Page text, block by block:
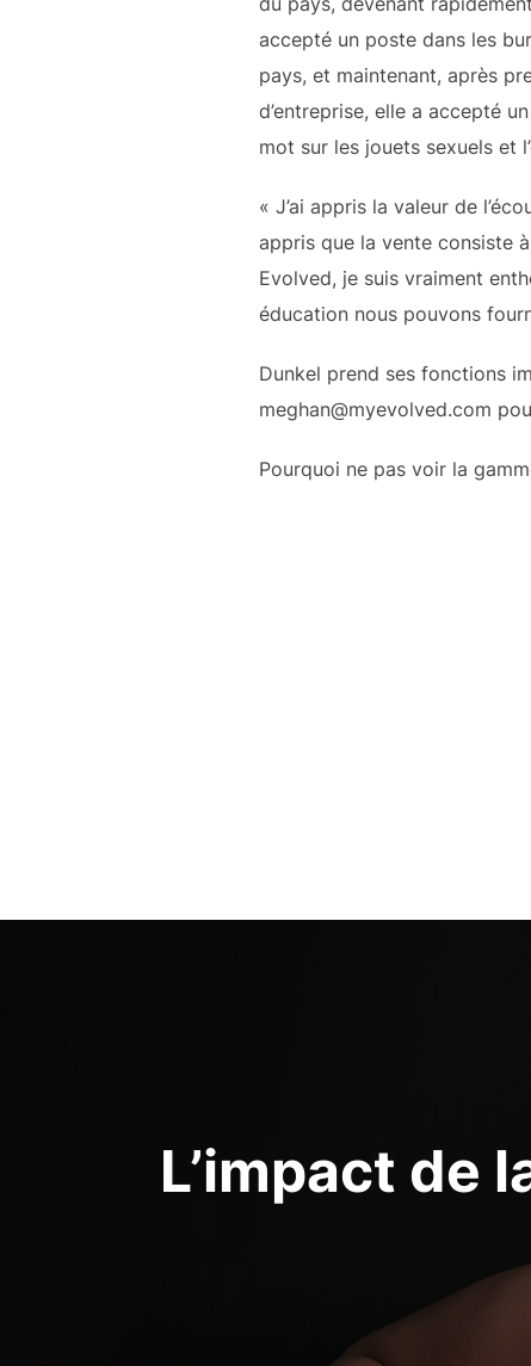
accepté un poste dans les
pays, et maintenant, après
d’entreprise, elle a accepté
mot sur les jouets sexuels et
« J’ai appris la valeur de
appris que la vente consiste
Evolved, je suis vraiment
éducation nous pouvons
Dunkel prend ses fonctions
meghan@myevolved.com
Pourquoi ne pas voir la
L’impact de